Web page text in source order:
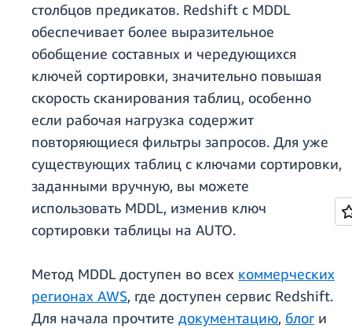
столбцов предикатов. Redshift с MDDL
обеспечивает более выразительное
обобщение составных и чередующихся
ключей сортировки, значительно повышая
скорость сканирования таблиц, особенно
если рабочая нагрузка содержит
повторяющиеся фильтры запросов. Для уже
существующих таблиц с ключами сортировки,
заданными вручную, вы можете
использовать MDDL, изменив ключ
сортировки таблицы на AUTO.
Метод MDDL доступен во всех коммерческих
регионах AWS, где доступен сервис Redshift.
Для начала прочтите документацию, блог и